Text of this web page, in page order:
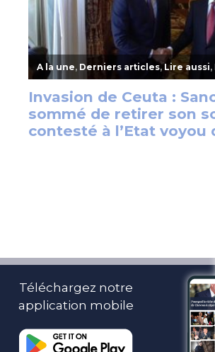
Téléchargez notre
application mobile